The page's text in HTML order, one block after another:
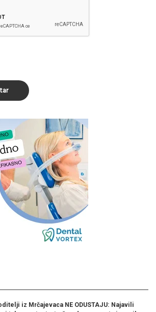
iz Mrčajevaca NE ODUSTAJU: Najavili